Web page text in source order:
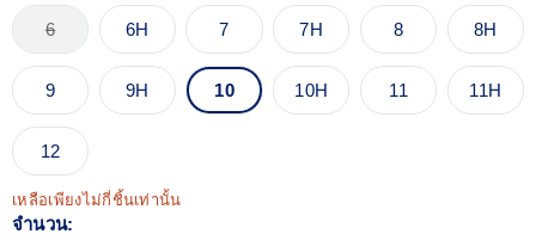
6 6H 7 7H 8 8H
9 9H 10 10H 11 11H
12
เหลือเพียงไม่กี่ชิ้นเท่านั้น
จำนวน: